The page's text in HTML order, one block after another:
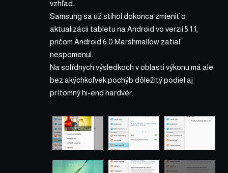
vzhľad.
Samsung sa už stihol dokonca zmieniť o
aktualizácii tabletu na Android vo verzii 5.1.1,
pričom Android 6.0 Marshmallow zatiaľ
nespomenul.
Na solídnych výsledkoch v oblasti výkonu má ale
bez akýchkoľvek pochýb dôležitý podiel aj
prítomný hi-end hardvér.